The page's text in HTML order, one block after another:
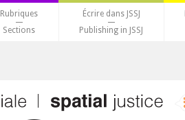
Rubriques
Sections
Écrire dans JSSJ
Publishing in JSSJ